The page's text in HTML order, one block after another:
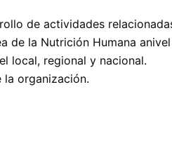
de actividades
de la Nutrición Humana
local, regional y nacional.
organización.